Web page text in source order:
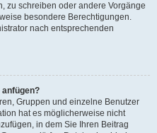
zu schreiben oder andere Vorgänge
besondere Berechtigungen.
nach entsprechenden
anfügen?
Gruppen und einzelne Benutzer
hat es möglicherweise nicht
in dem Sie Ihren Beitrag